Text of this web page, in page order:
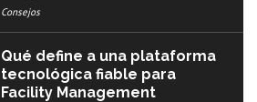
Consejos
Qué define a una plataforma
tecnológica fiable para
Facility Management